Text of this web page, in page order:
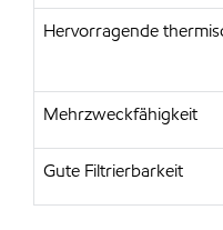
Hervorragende
Mehrzweckfähigkeit
Gute Filtrierbarkeit